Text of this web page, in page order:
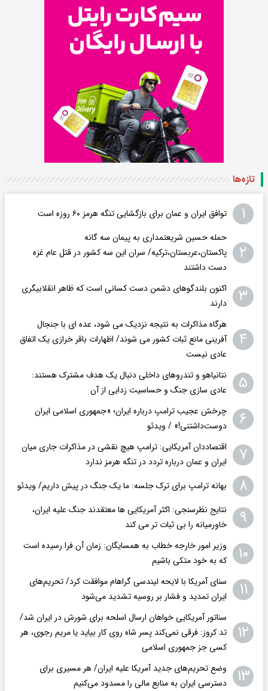
تازه‌ها
۱ توافق ایران و عمان برای بازگشایی تنگه هرمز ۶۰ روزه است
۲
حمله حسین شریعتمداری به پیمان سه گانه
پاکستان،عربستان،ترکیه/ سران این سه کشور در قتل عام غزه
دست داشتند
۳
اکنون بلندگوهای دشمن دست کسانی است که ظاهر انقلابیگری
دارند
۴
هرگاه مذاکرات به نتیجه نزدیک می شود، عده ای با جنجال
آفرینی مانع ثبات کشور می شوند/ اظهارات باقر خرازی یک اتفاق
عادی نیست
۵
نتانیاهو و تندروهای داخلی دنبال یک هدف مشترک هستند:
عادی سازی جنگ و حساسیت زدایی از آن
۶
چرخش عجیب ترامپ درباره ایران؛ «جمهوری اسلامی ایران
دوست‌داشتنی!» / ویدئو
۷
اقتصاددان آمریکایی: ترامپ هیچ نقشی در مذاکرات جاری میان
ایران و عمان درباره تردد در تنگه هرمز ندارد
۸ بهانه ترامپ برای ترک جلسه: ما یک جنگ در پیش داریم/ ویدئو
۹
نتایج نظرسنجی: اکثر آمریکایی ها معتقدند جنگ علیه ایران،
خاورمیانه را بی ثبات تر می کند
۱۰
وزیر امور خارجه خطاب به همسایگان: زمان آن فرا رسیده است
که به خود متکی باشیم
۱۱
سنای آمریکا با لایحه لیندسی گراهام موافقت کرد/ تحریم‌های
ایران تمدید و فشار بر روسیه تشدید می‌شود
۱۲
سناتور آمریکایی خواهان ارسال اسلحه برای شورش در ایران شد/
تد کروز: فرقی نمی‌کند پسر شاه روی کار بیاید یا مریم رجوی، هر
کسی جز جمهوری اسلامی
۱۳
وضع تحریم‌های جدید آمریکا علیه ایران/ هر مسیری برای
دسترسی ایران به منابع مالی را مسدود می‌کنیم